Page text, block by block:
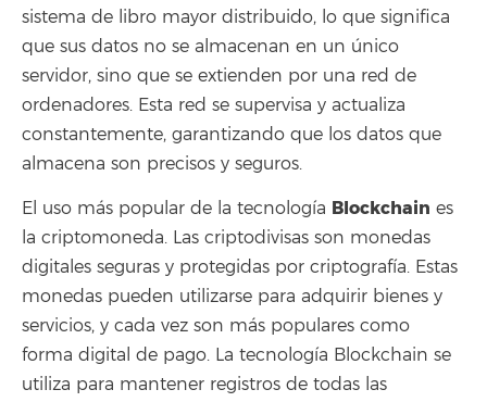
sistema de libro mayor distribuido, lo que significa
que sus datos no se almacenan en un único
servidor, sino que se extienden por una red de
ordenadores. Esta red se supervisa y actualiza
constantemente, garantizando que los datos que
almacena son precisos y seguros.
El uso más popular de la tecnología Blockchain es
la criptomoneda. Las criptodivisas son monedas
digitales seguras y protegidas por criptografía. Estas
monedas pueden utilizarse para adquirir bienes y
servicios, y cada vez son más populares como
forma digital de pago. La tecnología Blockchain se
utiliza para mantener registros de todas las